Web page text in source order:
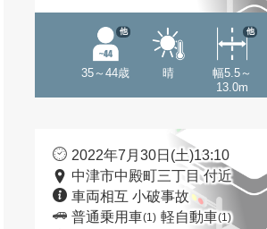
35～44歳
他
晴
幅5.5～
13.0m
他
2022年7月30日(土)13:10
中津市中殿町三丁目 付近
車両相互 小破事故
普通乗用車(1) 軽自動車(1)